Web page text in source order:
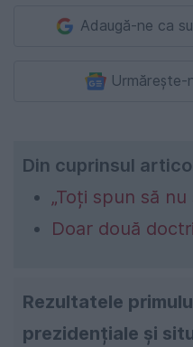
Adaugă-ne ca
Urmărește-
Din cuprinsul
„Toți spun să
Doar două
Rezultatele
prezidențiale și